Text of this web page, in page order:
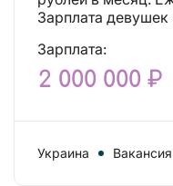
Зарплата:
2 000 000 ₽
Украина